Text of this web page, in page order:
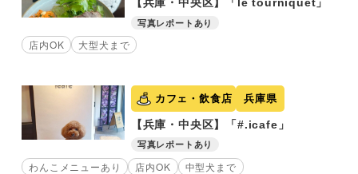
【兵庫・中央区】「le tourniquet」
写真レポートあり
店内OK 大型犬まで
カフェ・飲食店 兵庫県
【兵庫・中央区】「#.icafe」
写真レポートあり
わんこメニューあり 店内OK 中型犬まで